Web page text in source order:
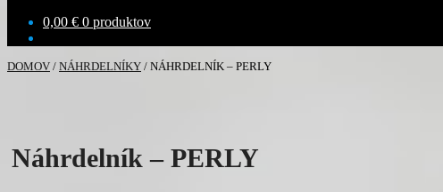
0,00 € 0 produktov
DOMOV / NÁHRDELNÍKY / NÁHRDELNÍK – PERLY
Náhrdelník – PERLY